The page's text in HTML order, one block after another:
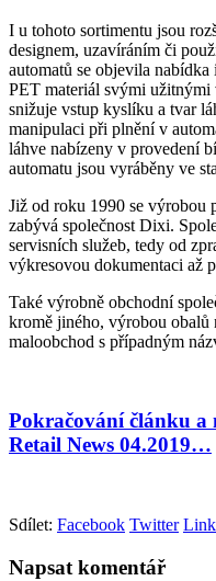
I u tohoto sortimentu jsou
designem, uzavíráním či
automatů se objevila
PET materiál svými užitnými
snižuje vstup kyslíku a tvar
manipulaci při plnění v
láhve nabízeny v provedení
automatu jsou vyráběny ve
Již od roku 1990 se výrobou
zabývá společnost Dixi.
servisních služeb, tedy od
výkresovou dokumentaci až
Také výrobně obchodní
kromě jiného, výrobou obalů
maloobchod s případným
Pokračování článku a
Retail News 04.2019…
Sdílet: Facebook Twitter
Napsat komentář